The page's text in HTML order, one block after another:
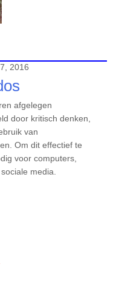
2016
afgelegen
door kritisch denken,
van
Om dit effectief te
voor computers,
media.